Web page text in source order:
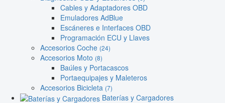
Cables y Adaptadores OBD
Emuladores AdBlue
Escáneres e Interfaces OBD
Programación ECU y Llaves
Accesorios Coche (24)
Accesorios Moto (8)
Baúles y Portacascos
Portaequipajes y Maleteros
Accesorios Bicicleta (7)
Baterías y Cargadores